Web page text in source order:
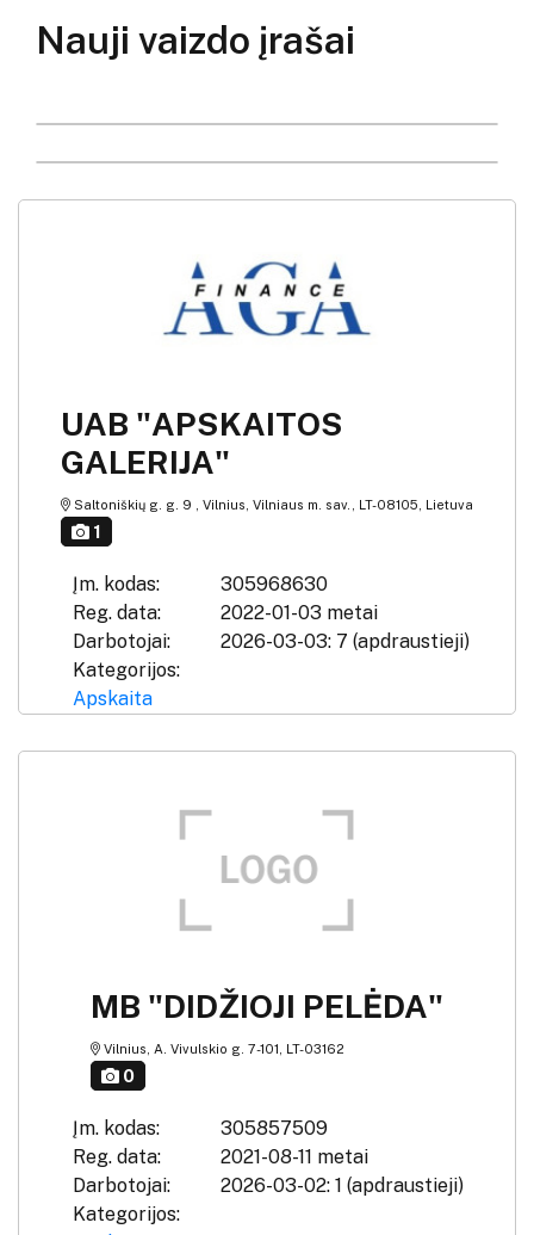
Nauji vaizdo įrašai
UAB "APSKAITOS
GALERIJA"
Saltoniškių g. g. 9 , Vilnius, Vilniaus m. sav., LT-08105, Lietuva
1
Įm. kodas:
305968630
Reg. data:
2022-01-03 metai
Darbotojai:
2026-03-03: 7 (apdraustieji)
Kategorijos:
Apskaita
MB "DIDŽIOJI PELĖDA"
Vilnius, A. Vivulskio g. 7-101, LT-03162
0
Įm. kodas:
305857509
Reg. data:
2021-08-11 metai
Darbotojai:
2026-03-02: 1 (apdraustieji)
Kategorijos: